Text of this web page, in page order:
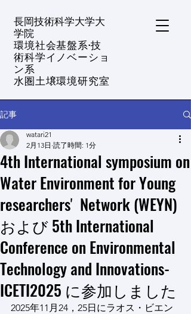
​長岡技術科学大学大
学院
環境社会基盤系·技
術科学イノベーショ
ン系
水圏土壌環境研究室
記事
4th International symposium on
Water Environment for Young
researchersʼ Network (WEYN)
および 5th International
Conference on Environmental
Technology and Innovations-
ICETI2025 に参加しました
watari21
2月13日 読了時間: 1分
2025年11月24，25日にラオス・ビエン